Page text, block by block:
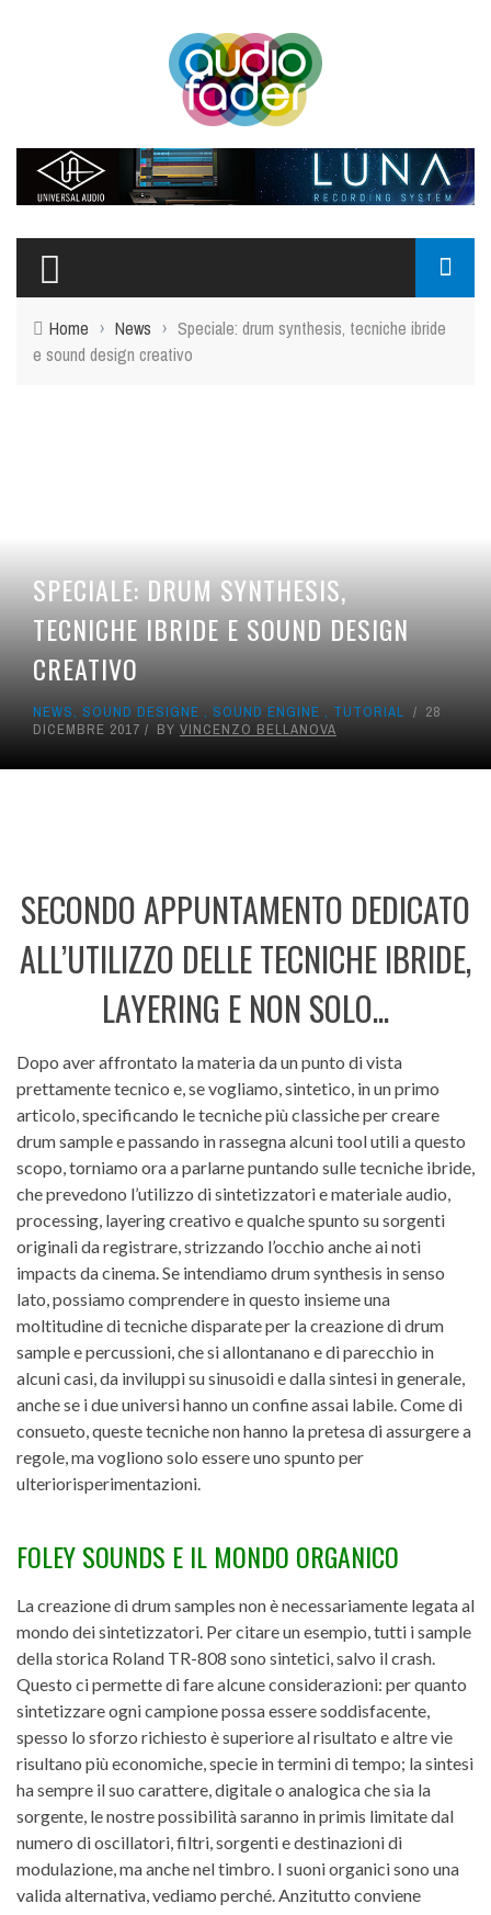
Home › News › Speciale: drum synthesis, tecniche ibride
e sound design creativo
SPECIALE: DRUM SYNTHESIS,
TECNICHE IBRIDE E SOUND DESIGN
CREATIVO
NEWS, SOUND DESIGNE , SOUND ENGINE , TUTORIAL
28
DICEMBRE 2017
BY VINCENZO BELLANOVA
SECONDO APPUNTAMENTO DEDICATO
ALL’UTILIZZO DELLE TECNICHE IBRIDE,
LAYERING E NON SOLO...
Dopo aver affrontato la materia da un punto di vista
prettamente tecnico e, se vogliamo, sintetico, in un primo
articolo, specificando le tecniche più classiche per creare
drum sample e passando in rassegna alcuni tool utili a questo
scopo, torniamo ora a parlarne puntando sulle tecniche ibride,
che prevedono l’utilizzo di sintetizzatori e materiale audio,
processing, layering creativo e qualche spunto su sorgenti
originali da registrare, strizzando l’occhio anche ai noti
impacts da cinema. Se intendiamo drum synthesis in senso
lato, possiamo comprendere in questo insieme una
moltitudine di tecniche disparate per la creazione di drum
sample e percussioni, che si allontanano e di parecchio in
alcuni casi, da inviluppi su sinusoidi e dalla sintesi in generale,
anche se i due universi hanno un confine assai labile. Come di
consueto, queste tecniche non hanno la pretesa di assurgere a
regole, ma vogliono solo essere uno spunto per
ulteriorisperimentazioni.
FOLEY SOUNDS E IL MONDO ORGANICO
La creazione di drum samples non è necessariamente legata al
mondo dei sintetizzatori. Per citare un esempio, tutti i sample
della storica Roland TR-808 sono sintetici, salvo il crash.
Questo ci permette di fare alcune considerazioni: per quanto
sintetizzare ogni campione possa essere soddisfacente,
spesso lo sforzo richiesto è superiore al risultato e altre vie
risultano più economiche, specie in termini di tempo; la sintesi
ha sempre il suo carattere, digitale o analogica che sia la
sorgente, le nostre possibilità saranno in primis limitate dal
numero di oscillatori, filtri, sorgenti e destinazioni di
modulazione, ma anche nel timbro. I suoni organici sono una
valida alternativa, vediamo perché. Anzitutto conviene